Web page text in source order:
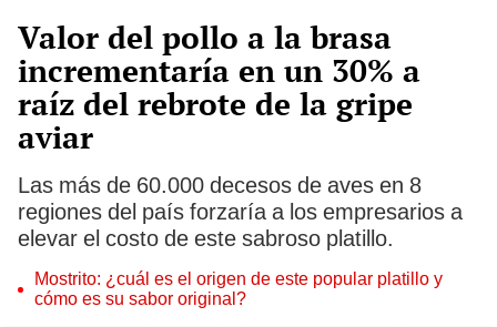
Valor del pollo a la brasa
incrementaría en un 30% a
raíz del rebrote de la gripe
aviar
Las más de 60.000 decesos de aves en 8
regiones del país forzaría a los empresarios a
elevar el costo de este sabroso platillo.
Mostrito: ¿cuál es el origen de este popular platillo y
cómo es su sabor original?